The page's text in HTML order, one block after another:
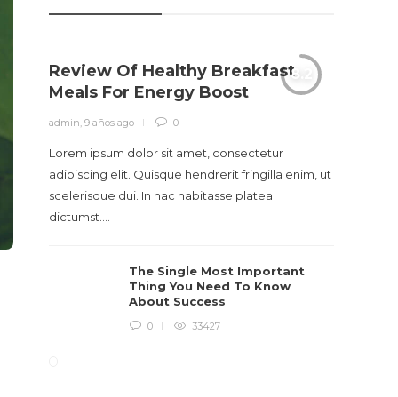
Review Of Healthy Breakfast
Meals For Energy Boost
admin,9 años ago 0
Lorem ipsum dolor sit amet, consectetur
adipiscing elit. Quisque hendrerit fringilla enim, ut
scelerisque dui. In hac habitasse platea
dictumst….
The Single Most Important
Thing You Need To Know
About Success
0 33427